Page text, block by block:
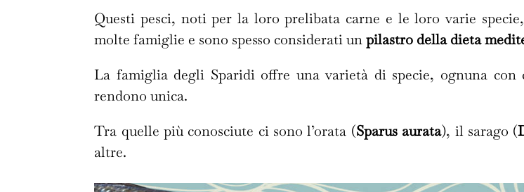
Questi pesci, noti per la loro prelibata carne e le loro varie
molte famiglie e sono spesso considerati unpilastro della dieta
La famiglia degli Sparidi offre una varietà di specie, ognuna
rendono unica.
Tra quelle più conosciute ci sono l’orata (Sparus aurata), il sarago (
altre.